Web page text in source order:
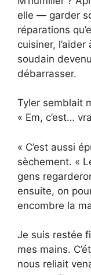
elle — garder
réparations
cuisiner,
soudain
débarrasser.
Tyler semblait
« Em, c’est…
« C’est aussi
sèchement. «
gens
ensuite, on
encombre la
Je suis restée
mes mains.
nous reliait